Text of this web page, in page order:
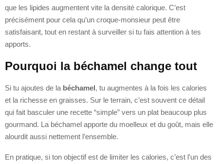
que les lipides augmentent vite la densité calorique. C’est
précisément pour cela qu’un croque-monsieur peut être
satisfaisant, tout en restant à surveiller si tu fais attention à tes
apports.
Pourquoi la béchamel change tout
Si tu ajoutes de la béchamel, tu augmentes à la fois les calories
et la richesse en graisses. Sur le terrain, c’est souvent ce détail
qui fait basculer une recette “simple” vers un plat beaucoup plus
gourmand. La béchamel apporte du moelleux et du goût, mais elle
alourdit aussi nettement l’ensemble.
En pratique, si ton objectif est de limiter les calories, c’est l’un des